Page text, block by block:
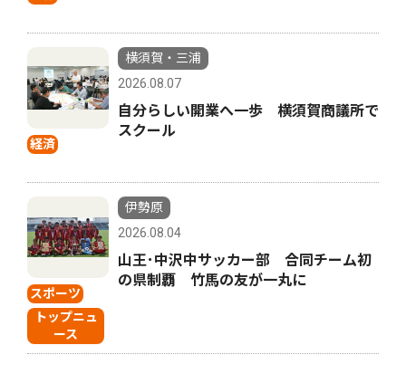
経済
横須賀・三浦
2026.08.07
自分らしい開業へ一歩 横須賀商議所で
スクール
スポーツ
トップニュ
ース
伊勢原
2026.08.04
山王･中沢中サッカー部 合同チーム初
の県制覇 竹馬の友が一丸に